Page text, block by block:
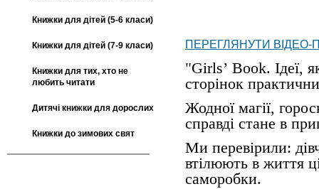
Книжки для дітей (5-6 класи)
Книжки для дітей (7-9 класи)
Книжки для тих, хто не
любить читати
Дитячі книжки для дорослих
Книжки до зимових свят
ПЕРЕГЛЯНУТИ ВІДЕО-
"Girls’ Book. Ідеї,
сторінок
Жодної магії,
справді стане в
Ми перевірили:
втілюють в життя
саморобки.